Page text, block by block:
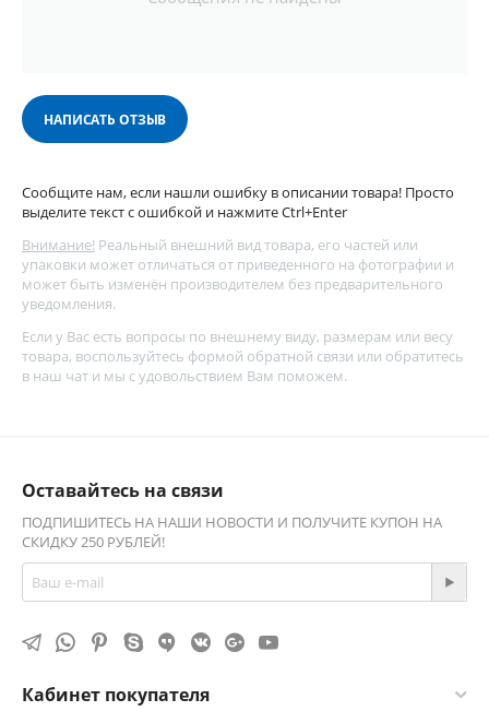
НАПИСАТЬ ОТЗЫВ
Сообщите нам, если нашли ошибку в описании товара! Просто
выделите текст с ошибкой и нажмите Ctrl+Enter
Внимание! Реальный внешний вид товара, его частей или
упаковки может отличаться от приведенного на фотографии и
может быть изменён производителем без предварительного
уведомления.
Если у Вас есть вопросы по внешнему виду, размерам или весу
товара, воспользуйтесь формой обратной связи или обратитесь
в наш чат и мы с удовольствием Вам поможем.
Оставайтесь на связи
ПОДПИШИТЕСЬ НА НАШИ НОВОСТИ И ПОЛУЧИТЕ КУПОН НА
СКИДКУ 250 РУБЛЕЙ!
Кабинет покупателя